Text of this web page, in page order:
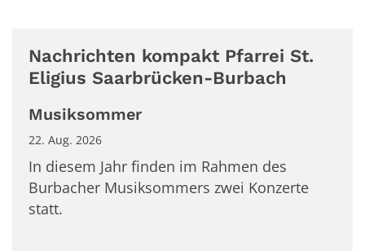
Nachrichten kompakt Pfarrei St.
Eligius Saarbrücken-Burbach
Musiksommer
22. Aug. 2026
In diesem Jahr finden im Rahmen des
Burbacher Musiksommers zwei Konzerte
statt.